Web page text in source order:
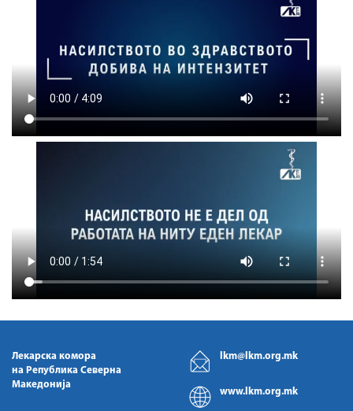
Лекарска комора
на Република Северна
Македонија
lkm@lkm.org.mk
www.lkm.org.mk